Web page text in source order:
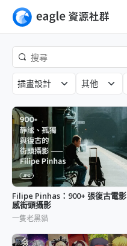
插畫設計 其他
Filipe Pinhas：900+ 張復古電影
感街頭攝影
一隻老黑貓